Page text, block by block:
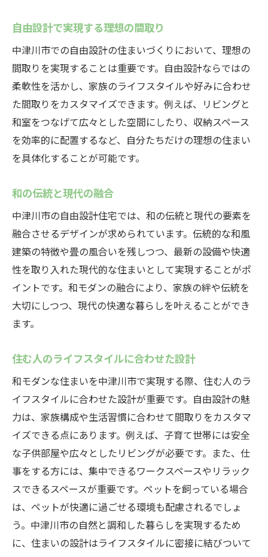
の秘訣
地域の文化を取り入れる設計アイデア
地元の材を活用した家づくり
中津川市特有の気候への対応策
コミュニティとの調和を考慮した設計
歴史と現代を繋ぐデザイン
地元の職人技が光る施工例
フスタイル
家族の絆を深める空間設計
趣味を楽しむスペースの提案
自然と触れ合う暮らしの実現
子育て世代に優しい設計
高齢者に配慮したバリアフリー住宅
ペットと共に快適に暮らせる家
設計士との打ち合わせのポイント
土地選びと敷地調査の重要性
設計図面の確認と修正の流れ
建築許可と施工のステップ
完成後のアフターフォロー
和モダンな住まいを自由設計で実現するための
アドバイス
専門家に相談するメリット
予算管理とコスト削減のコツ
自由設計で実現する理想の間取り
中津川市での自由設計の住まいづくりにおいて、理想の
間取りを実現することは重要です。自由設計ならではの
柔軟性を活かし、家族のライフスタイルや好みに合わせ
た間取りをカスタマイズできます。例えば、リビングと
和室をつなげて広々とした空間にしたり、収納スペース
を効率的に配置するなど、自分たちだけの理想の住まい
を具体化することが可能です。
和の伝統と現代の融合
中津川市の自由設計住宅では、和の伝統と現代の要素を
融合させるデザインが求められています。伝統的な和風
建築の特徴や畳の風合いを残しつつ、最新の設備や快適
性を取り入れた現代的な住まいとして実現することがポ
イントです。和モダンの融合により、家族の絆や伝統を
大切にしつつ、現代の快適な暮らしを叶えることができ
ます。
住む人のライフスタイルに合わせた設計
和モダンな住まいを中津川市で実現する際、住む人のラ
イフスタイルに合わせた設計が重要です。自由設計の魅
力は、家族構成や生活習慣に合わせて間取りをカスタマ
イズできる点にあります。例えば、子育て世帯には安全
な子供部屋や広々としたリビングが必要です。また、仕
事をする方には、集中できるワークスペースやリラック
スできるスペースが重要です。ペットを飼っている場合
は、ペットが快適に過ごせる環境も配慮されるでしょ
う。中津川市の自然と調和した暮らしを実現するため
に、住まいの設計はライフスタイルに密接に結びついて